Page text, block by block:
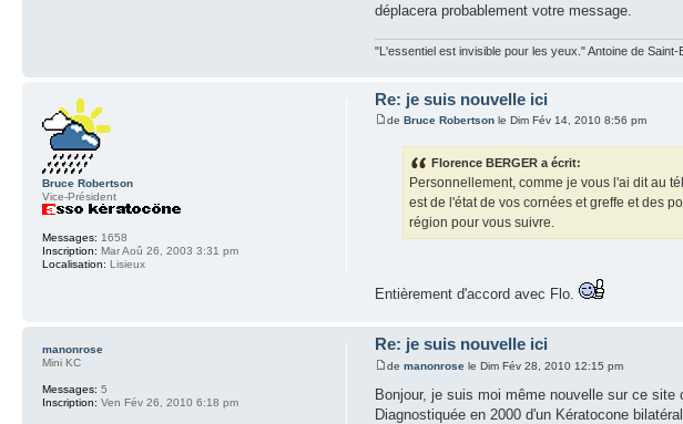
déplacera probablement votre message.
"L'essentiel est invisible pour les yeux." Antoine de Saint-
Re: je suis nouvelle ici
deBruce Robertson le Dim Fév 14, 2010 8:56 pm
Florence BERGER a écrit:
Personnellement, comme je vous l'ai dit au
est de l'état de vos cornées et greffe et des
région pour vous suivre.
Entièrement d'accord avec Flo.
Bruce Robertson
Vice-Président
Messages: 1658
Inscription: Mar Aoû 26, 2003 3:31 pm
Localisation: Lisieux
Re: je suis nouvelle ici
demanonrose le Dim Fév 28, 2010 12:15 pm
Bonjour, je suis moi même nouvelle sur ce site
Diagnostiquée en 2000 d'un Kératocone
manonrose
Mini KC
Messages: 5
Inscription: Ven Fév 26, 2010 6:18 pm